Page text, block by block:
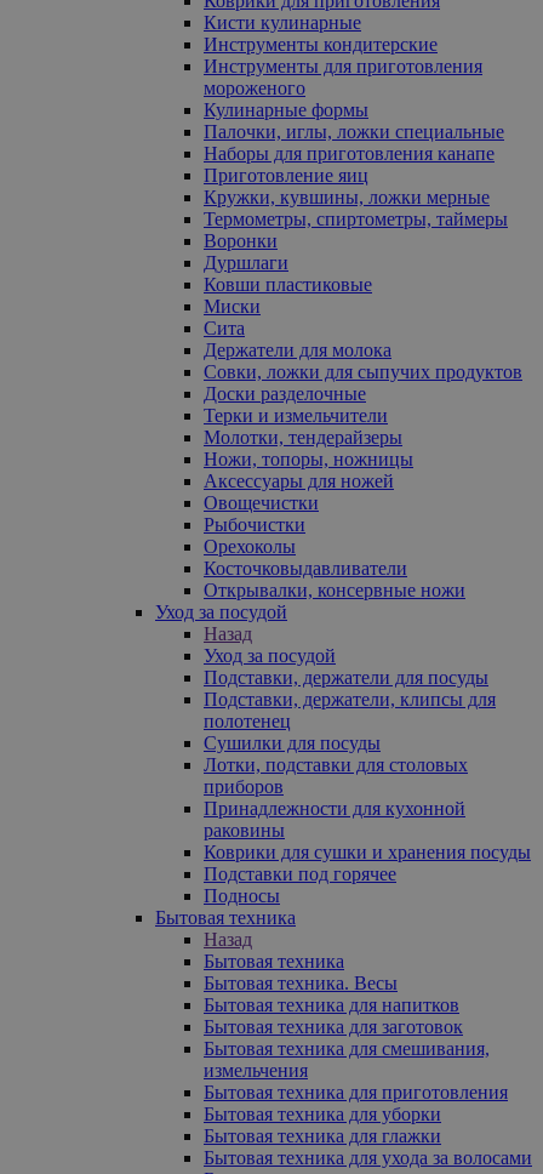
Кисти кулинарные
Инструменты кондитерские
Инструменты для приготовления
мороженого
Кулинарные формы
Палочки, иглы, ложки специальные
Наборы для приготовления канапе
Приготовление яиц
Кружки, кувшины, ложки мерные
Термометры, спиртометры, таймеры
Воронки
Дуршлаги
Ковши пластиковые
Миски
Сита
Держатели для молока
Совки, ложки для сыпучих продуктов
Доски разделочные
Терки и измельчители
Молотки, тендерайзеры
Ножи, топоры, ножницы
Аксессуары для ножей
Овощечистки
Рыбочистки
Орехоколы
Косточковыдавливатели
Открывалки, консервные ножи
Уход за посудой
Назад
Уход за посудой
Подставки, держатели для посуды
Подставки, держатели, клипсы для
полотенец
Сушилки для посуды
Лотки, подставки для столовых
приборов
Принадлежности для кухонной
раковины
Коврики для сушки и хранения посуды
Подставки под горячее
Подносы
Бытовая техника
Назад
Бытовая техника
Бытовая техника. Весы
Бытовая техника для напитков
Бытовая техника для заготовок
Бытовая техника для смешивания,
измельчения
Бытовая техника для приготовления
Бытовая техника для уборки
Бытовая техника для глажки
Бытовая техника для ухода за волосами